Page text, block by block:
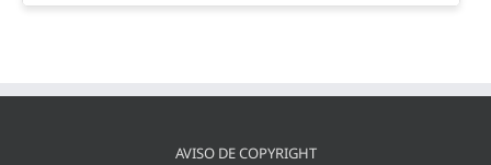
AVISO DE COPYRIGHT